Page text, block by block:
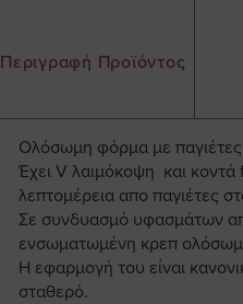
Περιγραφή Προϊόντος
Ολόσωμη φόρμα με
Έχει V λαιμόκοψη και κοντά
λεπτομέρεια απο παγιέτες
Σε συνδυασμό υφασμάτων
ενσωματωμένη κρεπ
Η εφαρμογή του είναι
σταθερό.